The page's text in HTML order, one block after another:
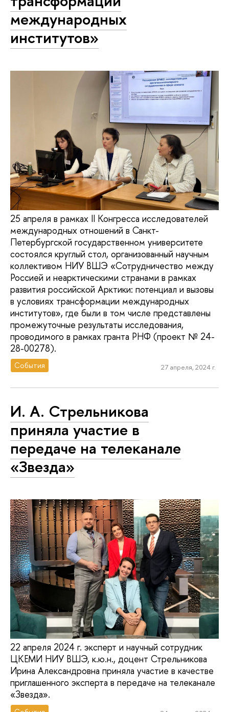
международных
институтов»
25 апреля в рамках II Конгресса исследователей
международных отношений в Санкт-
Петербургской государственном университете
состоялся круглый стол, организованный научным
коллективом НИУ ВШЭ «Сотрудничество между
Россией и неарктическими странами в рамках
развития российской Арктики: потенциал и вызовы
в условиях трансформации международных
институтов», где были в том числе представлены
промежуточные результаты исследования,
проводимого в рамках гранта РНФ (проект № 24-
28-00278).
События 27 апреля, 2024 г.
И. А. Стрельникова
приняла участие в
передаче на телеканале
«Звезда»
22 апреля 2024 г. эксперт и научный сотрудник
ЦКЕМИ НИУ ВШЭ, к.ю.н., доцент Стрельникова
Ирина Александровна приняла участие в качестве
приглашенного эксперта в передаче на телеканале
«Звезда».